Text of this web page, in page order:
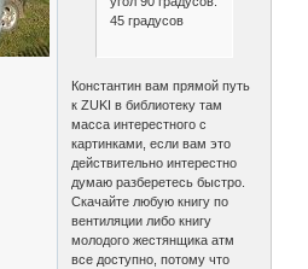
45 градусов
Константин вам прямой путь
к ZUKI в библиотеку там
масса интерестного с
картинками, если вам это
действительно интерестно
думаю разберетесь быстро.
Скачайте любую книгу по
вентиляции либо книгу
молодого жестянщика атм
все доступно, потому что